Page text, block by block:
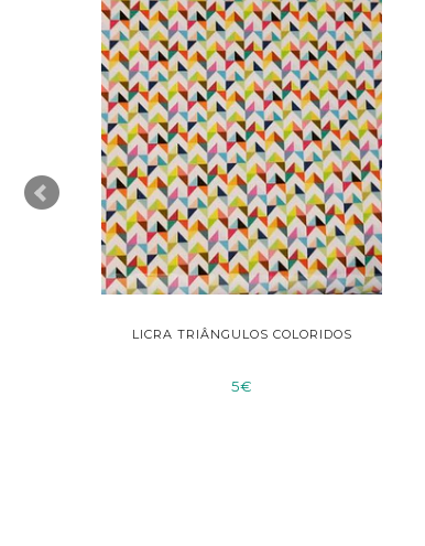
LICRA TRIÂNGULOS COLORIDOS
5€